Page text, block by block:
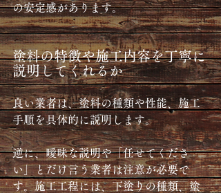
の安定感があります。
塗料の特徴や施工内容を丁寧に
説明してくれるか
良い業者は、塗料の種類や性能、施工
手順を具体的に説明します。
逆に、曖昧な説明や「任せてくださ
い」とだけ言う業者は注意が必要で
す。施工工程には、下塗りの種類、塗